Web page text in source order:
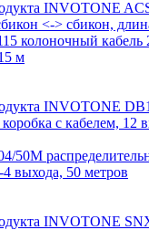
колоночный кабель
м
50M
выхода, 50 метров